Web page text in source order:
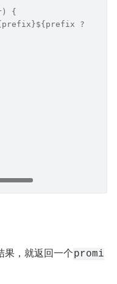
{
? "." :
果，就返回一个promi